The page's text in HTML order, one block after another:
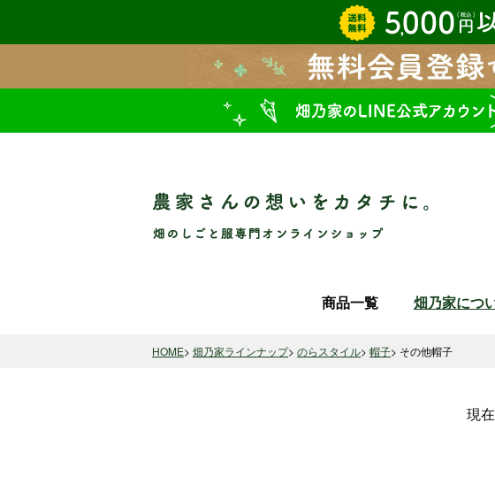
商品一覧 畑乃家につ
HOME 畑乃家ラインナップ のらスタイル 帽子 その他帽子
現